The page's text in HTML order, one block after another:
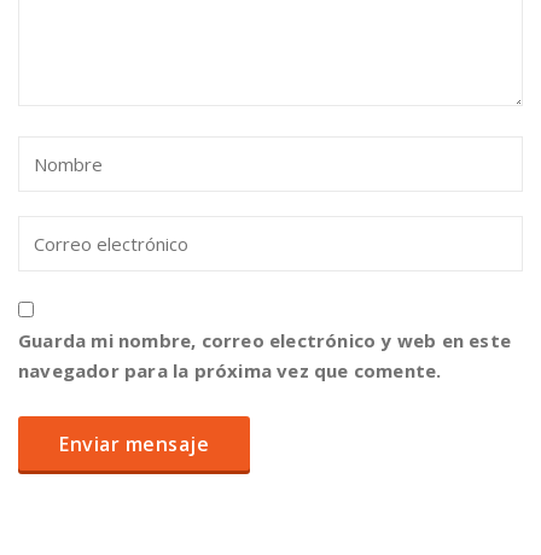
Guarda mi nombre, correo electrónico y web en este
navegador para la próxima vez que comente.